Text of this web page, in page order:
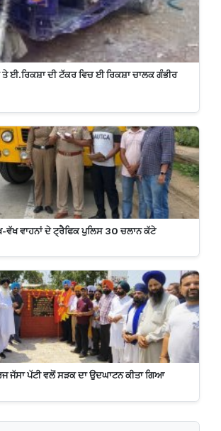
ਈ.ਰਿਕਸ਼ਾ ਦੀ ਟੱਕਰ ਵਿਚ ਈ ਰਿਕਸ਼ਾ ਚਾਲਕ ਗੰਭੀਰ
ਵਾਹਨਾਂ ਦੇ ਟ੍ਰੈਫਿਕ ਪੁਲਿਸ 30 ਚਲਾਨ ਕੱਟੇ
ਜੱਸਾ ਪੱਟੀ ਵਲੋਂ ਸੜਕ ਦਾ ਉਦਘਾਟਨ ਕੀਤਾ ਗਿਆ